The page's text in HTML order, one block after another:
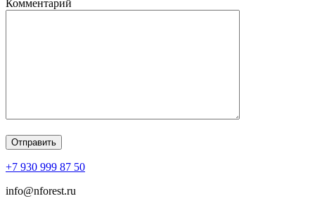
Комментарий
+7 930 999 87 50
info@nforest.ru